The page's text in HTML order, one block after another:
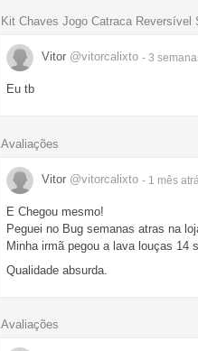
Kit Chaves Jogo Catraca
Vitor @vitorcalixto - 3
Eu tb
Avaliações
Vitor @vitorcalixto - 1 mês
E Chegou mesmo!
Peguei no Bug semanas atras na
Minha irmã pegou a lava louças 14
Qualidade absurda.
Avaliações